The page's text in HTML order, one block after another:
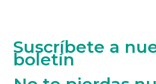
Suscríbete a
boletín